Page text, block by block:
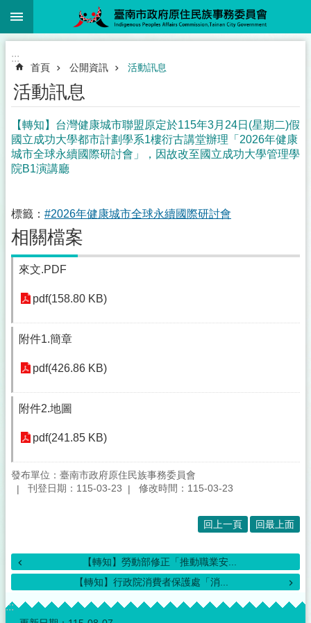
跳到主要內容區塊
:::
首頁 公開資訊 活動訊息
活動訊息
【轉知】台灣健康城市聯盟原定於115年3月24日(星期二)假
國立成功大學都市計劃學系1樓衍古講堂辦理「2026年健康
城市全球永續國際研討會」，因故改至國立成功大學管理學
院B1演講廳
標籤： #2026年健康城市全球永續國際研討會
相關檔案
來文.PDF
pdf(158.80 KB)
附件1.簡章
pdf(426.86 KB)
附件2.地圖
pdf(241.85 KB)
發布單位：臺南市政府原住民族事務委員會
刊登日期：115-03-23
修改時間：115-03-23
回上一頁 回最上面
【轉知】勞動部修正「推動職業安...
【轉知】行政院消費者保護處「消...
:::